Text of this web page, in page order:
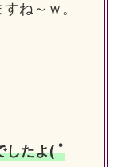
ね～ｗ。
したよ( ﾟ